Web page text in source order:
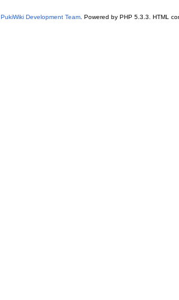
PukiWiki Development Team. Powered by PHP 5.3.3. HTML